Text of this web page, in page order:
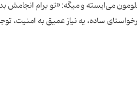
می‌ایسته و میگه: «تو برام انجامش
ساده، یه نیاز عمیق به امنیت،